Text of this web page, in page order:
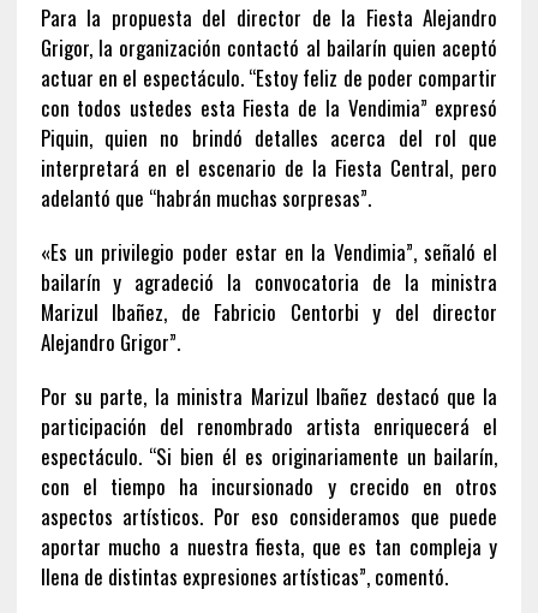
Para la propuesta del director de la Fiesta Alejandro
Grigor, la organización contactó al bailarín quien aceptó
actuar en el espectáculo. “Estoy feliz de poder compartir
con todos ustedes esta Fiesta de la Vendimia” expresó
Piquin, quien no brindó detalles acerca del rol que
interpretará en el escenario de la Fiesta Central, pero
adelantó que “habrán muchas sorpresas”.
«Es un privilegio poder estar en la Vendimia”, señaló el
bailarín y agradeció la convocatoria de la ministra
Marizul Ibañez, de Fabricio Centorbi y del director
Alejandro Grigor”.
Por su parte, la ministra Marizul Ibañez destacó que la
participación del renombrado artista enriquecerá el
espectáculo. “Si bien él es originariamente un bailarín,
con el tiempo ha incursionado y crecido en otros
aspectos artísticos. Por eso consideramos que puede
aportar mucho a nuestra fiesta, que es tan compleja y
llena de distintas expresiones artísticas”, comentó.